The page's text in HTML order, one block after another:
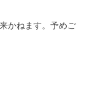
かねます。予めご